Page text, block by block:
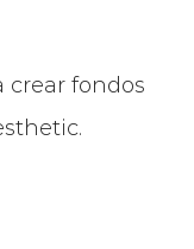
crear fondos